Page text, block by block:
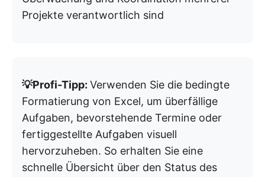
Projekte verantwortlich sind
💡Profi-Tipp: Verwenden Sie die bedingte
Formatierung von Excel, um überfällige
Aufgaben, bevorstehende Termine oder
fertiggestellte Aufgaben visuell
hervorzuheben. So erhalten Sie eine
schnelle Übersicht über den Status des